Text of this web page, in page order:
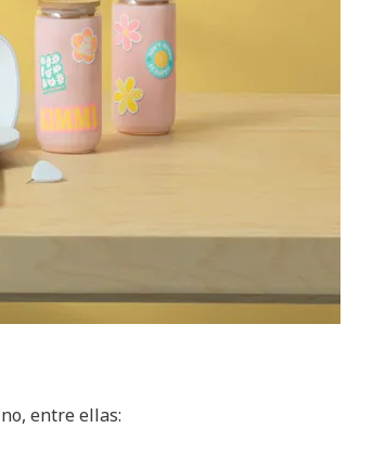
entre ellas: